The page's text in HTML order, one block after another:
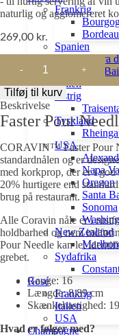
Frankrig
Spanien
Ribera
Rías
Italien
Østrig
Tyskland
USA
Napa
Oregon
Santa
Sonoma
New Zealand
Sydafrika
Rosé
Frankrig
Italien
USA
Champagne
naturlig og agglomereret
269,00 kr.
Faster
Pour
Needle
antal
Tilføj til kurv
Beskrivelse
Faster Pour
CORAVIN™ Faster Pour
standardnålen og er
med korkprop, der er i
20% hurtigere end
brug på restaurant.
Alle Coravin nåle er i
holdbarhed og nem
Pour Needle kan let
grebet.
Gauge: 16
Længde: 8,89 cm
Skænkehastighed:
Hvad er følger med?